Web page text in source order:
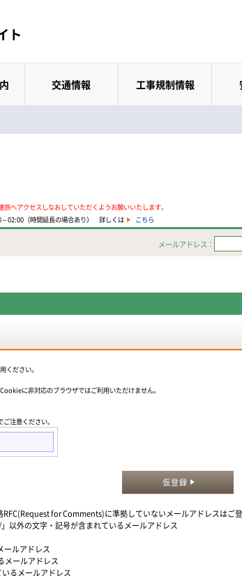
交通情報 工事規制情報
へアクセスしなおしていただくようお願いいたします。
02:00（時間延長の場合あり） 詳しくは
こちら
メールアドレス：
ください。
に非対応のブラウザではご利用いただけません。
注意ください。
仮登録
for Comments)に準拠していないメールアドレスはご登
以外の文字・記号が含まれているメールアドレス
ールアドレス
メールアドレス
るメールアドレス